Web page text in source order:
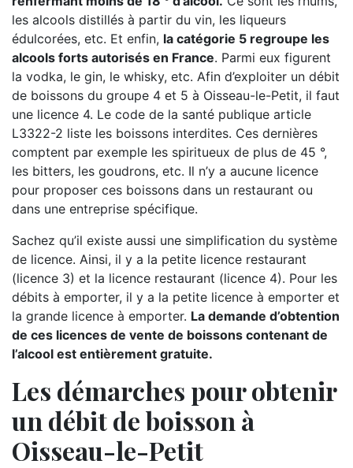
les alcools distillés à partir du vin, les liqueurs
édulcorées, etc. Et enfin, la catégorie 5 regroupe les
alcools forts autorisés en France. Parmi eux figurent
la vodka, le gin, le whisky, etc. Afin d’exploiter un débit
de boissons du groupe 4 et 5 à Oisseau-le-Petit, il faut
une licence 4. Le code de la santé publique article
L3322-2 liste les boissons interdites. Ces dernières
comptent par exemple les spiritueux de plus de 45 °,
les bitters, les goudrons, etc. Il n’y a aucune licence
pour proposer ces boissons dans un restaurant ou
dans une entreprise spécifique.
Sachez qu’il existe aussi une simplification du système
de licence. Ainsi, il y a la petite licence restaurant
(licence 3) et la licence restaurant (licence 4). Pour les
débits à emporter, il y a la petite licence à emporter et
la grande licence à emporter. La demande d’obtention
de ces licences de vente de boissons contenant de
l’alcool est entièrement gratuite.
Les démarches pour obtenir
un débit de boisson à
Oisseau-le-Petit